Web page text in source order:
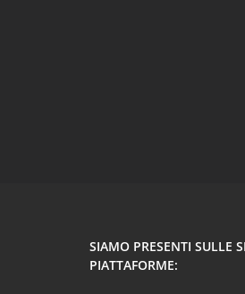
SIAMO PRESENTI SULLE
PIATTAFORME: